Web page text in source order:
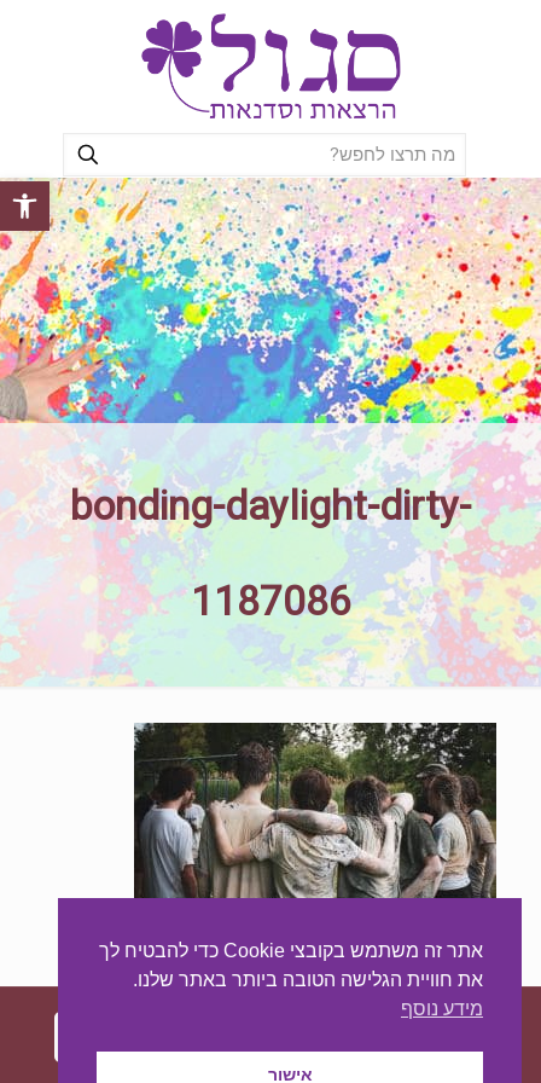
פתח
bonding-daylight-dirty-
1187086
אתר זה משתמש בקובצי Cookie כדי להבטיח לך
את חוויית הגלישה הטובה ביותר באתר שלנו.
מידע נוסף
אישור